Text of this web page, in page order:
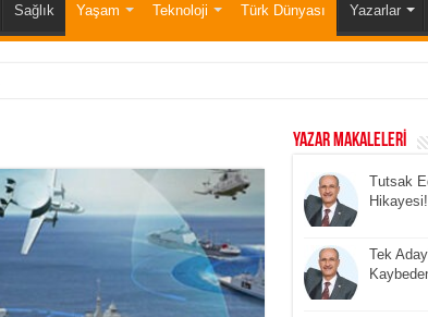
Sağlık Yaşam Teknoloji Türk Dünyası Yazarlar
YAZAR MAKALELERİ
Tutsak
Hikayesi!
Tek